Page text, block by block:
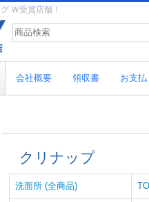
Ｗ受賞店舗！
会社概要 領収書 お支
クリナップ
洗面所 (全商品)